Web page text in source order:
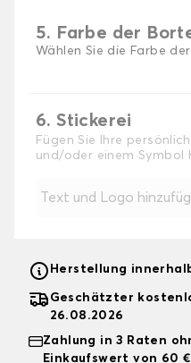
5. Farbe der
Wählen Sie die Farbe
6. Stickerei
Fügen Sie Ihre
und/oder einem Symbol
Text und Logo
Herstellung
Geschätzter
26.08.2026
Zahlung in 3 Raten
Einkaufswert von 60